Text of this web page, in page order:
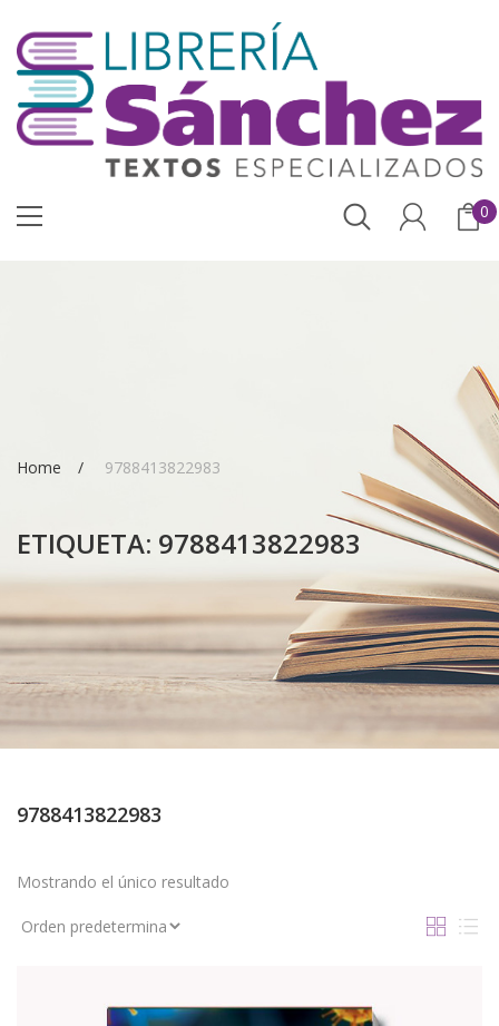
0
Home 9788413822983
ETIQUETA: 9788413822983
9788413822983
Mostrando el único resultado